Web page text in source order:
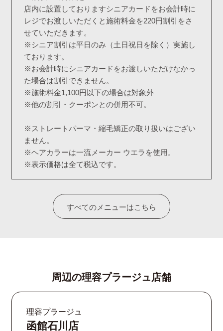
店内に設置しておりますシニアカードをお会計時に
レジでお渡しいただくと施術料金を220円割引をさ
せていただきます。
※シニア割引は平日のみ（土日祝日を除く）実施し
ております。
※お会計時にシニアカードをお渡しいただけなかっ
た場合は割引できません。
※施術料金1,100円以下の場合は対象外
※他の割引・クーポンとの併用不可。
※ストレートパーマ・縮毛矯正の取り扱いはござい
ません。
※ヘアカラーは一流メーカー ウエラを使用。
※表示価格は全て税込です。
すべてのメニューはこちら
周辺の理容プラージュ店舗
理容プラージュ
函館石川店